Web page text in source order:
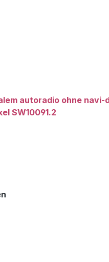
autoradio ohne
SW10091.2